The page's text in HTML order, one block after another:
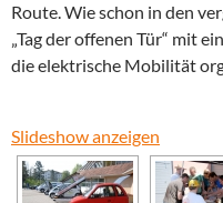
Route. Wie schon in den
„Tag der offenen Tür“ mit
die elektrische Mobilität
Slideshow anzeigen